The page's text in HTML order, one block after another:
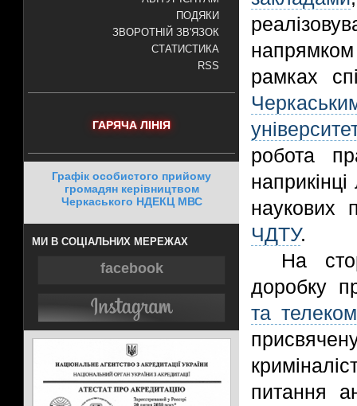
ПОДЯКИ
ЗВОРОТНІЙ ЗВ'ЯЗОК
СТАТИСТИКА
RSS
ГАРЯЧА ЛІНІЯ
Графік особистого прийому
громадян керівництвом
Черкаського НДЕКЦ МВС
МИ В СОЦІАЛЬНИХ МЕРЕЖАХ
facebook
рамках
робота
наукових
ЧДТУ.
На
доробку
та
питання